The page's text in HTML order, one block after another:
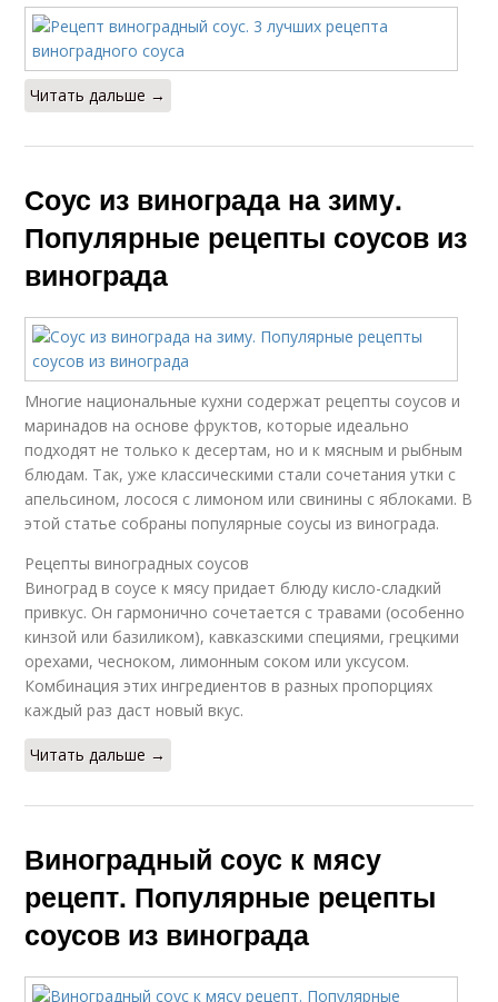
Читать дальше →
Соус из винограда на зиму.
Популярные рецепты соусов из
винограда
Многие национальные кухни содержат рецепты соусов и
маринадов на основе фруктов, которые идеально
подходят не только к десертам, но и к мясным и рыбным
блюдам. Так, уже классическими стали сочетания утки с
апельсином, лосося с лимоном или свинины с яблоками. В
этой статье собраны популярные соусы из винограда.
Рецепты виноградных соусов
Виноград в соусе к мясу придает блюду кисло-сладкий
привкус. Он гармонично сочетается с травами (особенно
кинзой или базиликом), кавказскими специями, грецкими
орехами, чесноком, лимонным соком или уксусом.
Комбинация этих ингредиентов в разных пропорциях
каждый раз даст новый вкус.
Читать дальше →
Виноградный соус к мясу
рецепт. Популярные рецепты
соусов из винограда